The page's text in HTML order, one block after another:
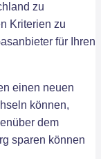
zu
Kriterien zu
für Ihren
einen neuen
können,
dem
sparen können